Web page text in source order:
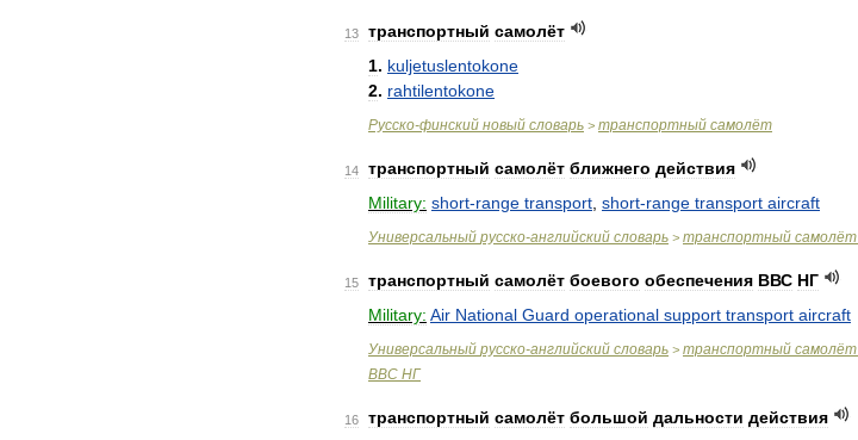
13 транспортный самолёт
1. kuljetuslentokone
2. rahtilentokone
Русско-финский новый словарь > транспортный самолёт
14 транспортный самолёт ближнего действия
Military: short-range transport short-range transport aircraft
Универсальный русско-английский словарь > транспортный самолёт
15 транспортный самолёт боевого обеспечения ВВС НГ
Military: Air National Guard operational support transport aircraft
Универсальный русско-английский словарь > транспортный самолёт
ВВС НГ
16 транспортный самолёт большой дальности действия